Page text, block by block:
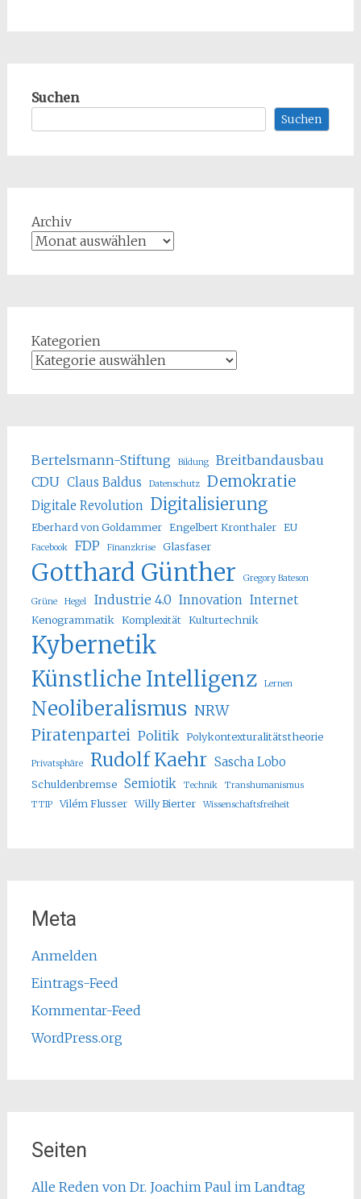
Suchen
Suchen
Archiv
Kategorien
Bertelsmann-Stiftung Bildung
Breitbandausbau
CDU Claus Baldus Datenschutz Demokratie
Digitale Revolution Digitalisierung
Eberhard von Goldammer Engelbert Kronthaler EU
Facebook FDP Finanzkrise Glasfaser
Gotthard Günther Gregory Bateson
Grüne Hegel Industrie 4.0 Innovation Internet
Kenogrammatik Komplexität Kulturtechnik
Kybernetik
Künstliche Intelligenz Lernen
Neoliberalismus NRW
Piratenpartei Politik Polykontexturalitätstheorie
Privatsphäre Rudolf Kaehr Sascha Lobo
Schuldenbremse Semiotik Technik
Transhumanismus
TTIP
Vilém Flusser Willy Bierter Wissenschaftsfreiheit
Meta
Anmelden
Eintrags-Feed
Kommentar-Feed
WordPress.org
Seiten
Alle Reden von Dr. Joachim Paul im Landtag